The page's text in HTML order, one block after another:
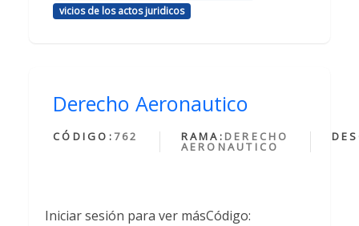
vicios de los actos juridicos
Derecho Aeronautico
CÓDIGO: 762 RAMA: DERECHO
AERONAUTICO
Iniciar sesión para ver másCódigo: